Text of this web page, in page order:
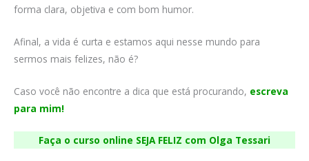
forma clara, objetiva e com bom humor.
Afinal, a vida é curta e estamos aqui nesse mundo para
sermos mais felizes, não é?
Caso você não encontre a dica que está procurando, escreva
para mim!
Faça o curso online SEJA FELIZ com Olga Tessari